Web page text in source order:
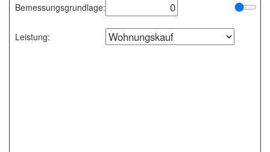
Bemessungsgrundlage:
Leistung: